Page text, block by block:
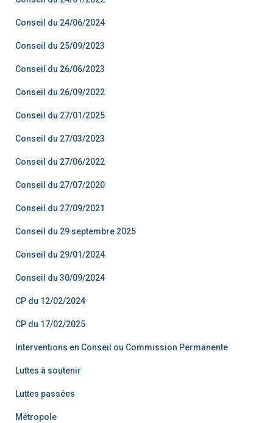
Conseil du 24/06/2024
Conseil du 25/09/2023
Conseil du 26/06/2023
Conseil du 26/09/2022
Conseil du 27/01/2025
Conseil du 27/03/2023
Conseil du 27/06/2022
Conseil du 27/07/2020
Conseil du 27/09/2021
Conseil du 29 septembre 2025
Conseil du 29/01/2024
Conseil du 30/09/2024
CP du 12/02/2024
CP du 17/02/2025
Interventions en Conseil ou Commission Permanente
Luttes à soutenir
Luttes passées
Métropole